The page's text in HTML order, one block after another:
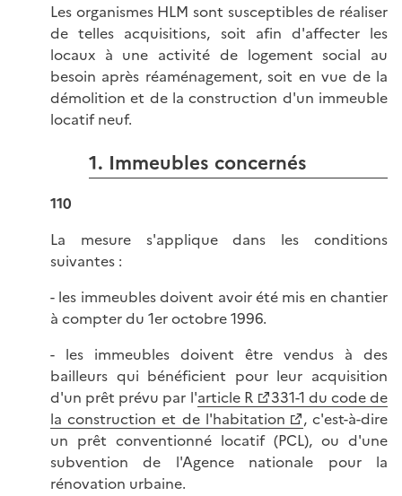
Les organismes HLM sont susceptibles de réaliser
de telles acquisitions, soit afin d'affecter les
locaux à une activité de logement social au
besoin après réaménagement, soit en vue de la
démolition et de la construction d'un immeuble
locatif neuf.
1. Immeubles concernés
110
La mesure s'applique dans les conditions
suivantes :
- les immeubles doivent avoir été mis en chantier
à compter du 1er octobre 1996.
- les immeubles doivent être vendus à des
bailleurs qui bénéficient pour leur acquisition
d'un prêt prévu par l'article R
331-1 du code de
la construction et de l'habitation
, c'est-à-dire
un prêt conventionné locatif (PCL), ou d'une
subvention de l'Agence nationale pour la
rénovation urbaine.